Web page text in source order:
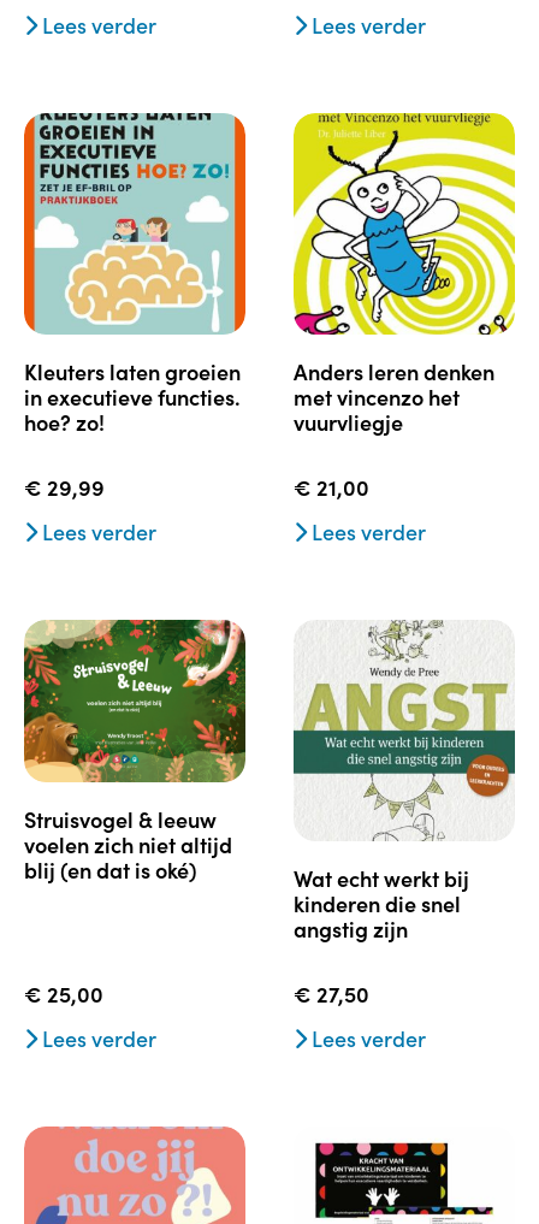
Lees verder
Lees verder
kleuters laten groeien
in executieve functies.
hoe? zo!
€ 29,99
Lees verder
anders leren denken
met vincenzo het
vuurvliegje
€ 21,00
Lees verder
struisvogel & leeuw
voelen zich niet altijd
blij (en dat is oké)
€ 25,00
Lees verder
wat echt werkt bij
kinderen die snel
angstig zijn
€ 27,50
Lees verder